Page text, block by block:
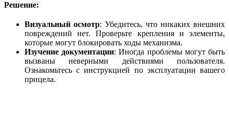
Решение:
Визуальный осмотр: Убедитесь, что никаких внешних
повреждений нет. Проверьте крепления и элементы,
которые могут блокировать ходы механизма.
Изучение документации: Иногда проблемы могут быть
вызваны неверными действиями пользователя.
Ознакомьтесь с инструкцией по эксплуатации вашего
прицела.